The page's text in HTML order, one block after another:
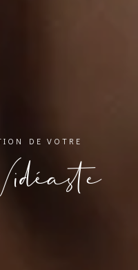
DE VOTRE